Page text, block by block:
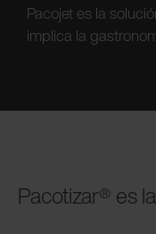
Pacojet es la
implica la
Pacotizar® es